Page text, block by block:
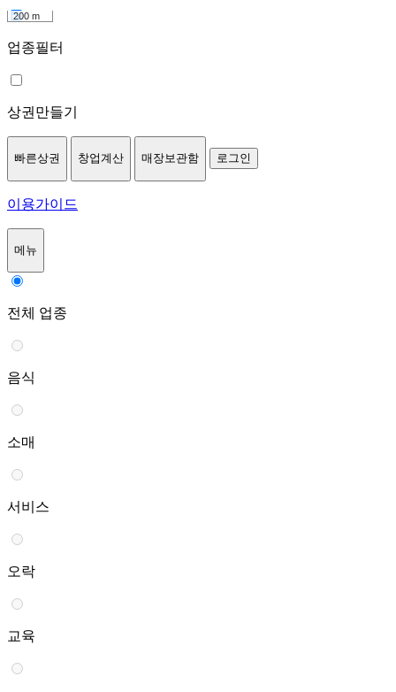
200 m
업종필터
상권만들기
빠른상권 창업계산 매장보관함 로그인
이용가이드
메뉴
전체 업종
음식
소매
서비스
오락
교육